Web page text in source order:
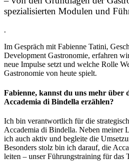
spezialisierten Modulen und
.
Im Gespräch mit Fabienne Tatini,
Development Gastronomie, erfahren
neue Impulse setzt und welche Rolle
Gastronomie von heute spielt.
Fabienne, kannst du uns mehr über
Accademia di Bindella erzählen?
Ich bin verantwortlich für die
Accademia di Bindella. Neben meiner
ich auch aktiv und begleite die
Besonders stolz bin ich darauf, die
leiten – unser Führungstraining für das